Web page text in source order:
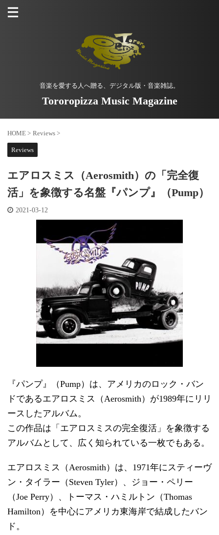
音楽を愛する人へ贈る、デジタル版・音楽雑誌。
Tororopizza Music Magazine
HOME > Reviews >
Reviews
エアロスミス（Aerosmith）の「完全復
活」を象徴する名盤『パンプ』（Pump）
2021-03-12
『パンプ』（Pump）は、アメリカのロック・バン
ドであるエアロスミス（Aerosmith）が1989年にリリ
ースしたアルバム。
この作品は「エアロスミスの完全復活」を象徴する
アルバムとして、広く知られている一枚でもある。
エアロスミス（Aerosmith）は、1971年にスティーヴ
ン・タイラー（Steven Tyler）、ジョー・ペリー
（Joe Perry）、トーマス・ハミルトン（Thomas
Hamilton）を中心にアメリカ東海岸で結成したバン
ド。